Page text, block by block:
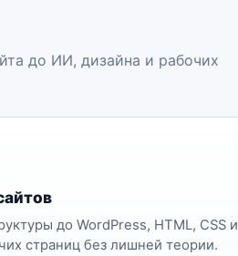
до ИИ, дизайна и рабочих
до WordPress, HTML, CSS и
страниц без лишней теории.